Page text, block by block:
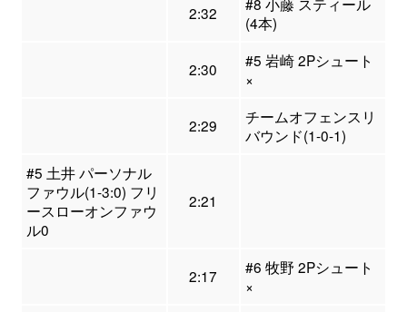
2:32
#8 小藤 スティール
(4本)
2:30
#5 岩崎 2Pシュート
×
2:29
チームオフェンスリ
バウンド(1-0-1)
#5 土井 パーソナル
ファウル(1-3:0) フリ
ースローオンファウ
ル0
2:21
2:17
#6 牧野 2Pシュート
×